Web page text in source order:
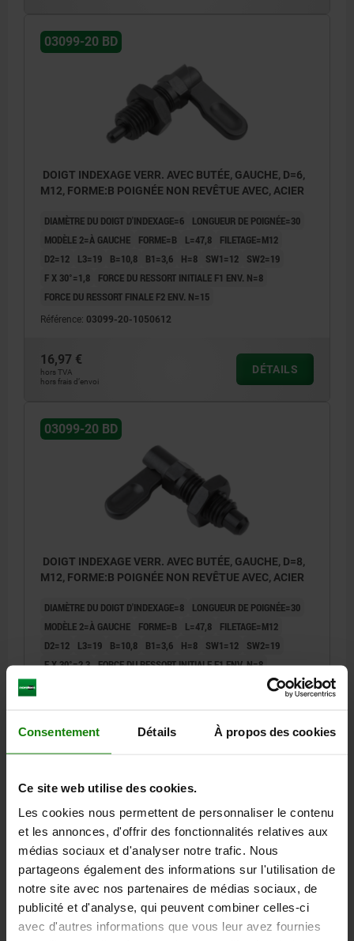
Consentement Détails À propos des cookies
Ce site web utilise des cookies.
Les cookies nous permettent de personnaliser le contenu
et les annonces, d'offrir des fonctionnalités relatives aux
médias sociaux et d'analyser notre trafic. Nous
partageons également des informations sur l'utilisation de
notre site avec nos partenaires de médias sociaux, de
publicité et d'analyse, qui peuvent combiner celles-ci
avec d'autres informations que vous leur avez fournies
03099-20 BD
DOIGT INDEXAGE VERR. AVEC BUTÉE, GAUCHE, D=6,
M12, FORME:B POIGNÉE NON REVÊTUE AVEC, ACIER
DIAMÈTRE DU DOIGT D'INDEXAGE=6
LONGUEUR DE POIGNÉE=30
MODÈLE 2=À GAUCHE
FORME=B L=47,8
FILETAGE=M12
D2=12
L3=19 B=10,8 B1=3,6 H=8 SW1=12
SW2=19
F X 30°=1,8
FORCE DU RESSORT INITIALE F1 ENV. N=8
FORCE DU RESSORT FINALE F2 ENV. N=15
Référence: 03099-20-1050612
16,97 €
hors TVA
hors frais d’envoi
DÉTAILS
03099-20 BD
DOIGT INDEXAGE VERR. AVEC BUTÉE, GAUCHE, D=8,
M12, FORME:B POIGNÉE NON REVÊTUE AVEC, ACIER
DIAMÈTRE DU DOIGT D'INDEXAGE=8
LONGUEUR DE POIGNÉE=30
MODÈLE 2=À GAUCHE
FORME=B L=47,8
FILETAGE=M12
D2=12
L3=19 B=10,8 B1=3,6 H=8 SW1=12
SW2=19
F X 30°=2,3 FORCE DU RESSORT INITIALE F1 ENV. N=8
03099-20 BD